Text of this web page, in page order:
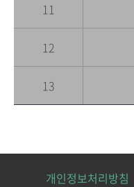
11
12
13
개인정보처리방침